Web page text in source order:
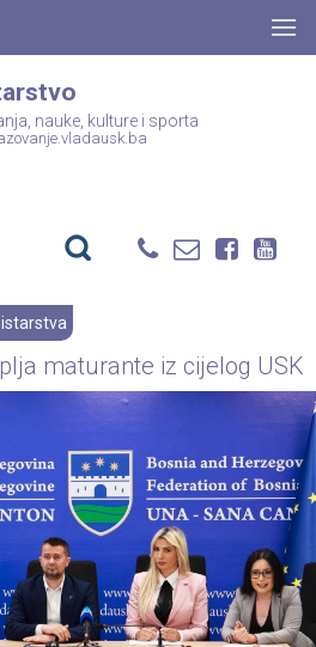
nauke, kulture i sporta
maturante iz cijelog USK